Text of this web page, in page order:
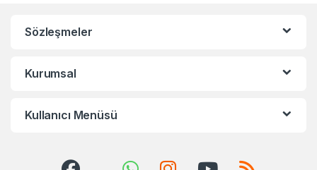
Sözleşmeler
Kurumsal
Kullanıcı Menüsü